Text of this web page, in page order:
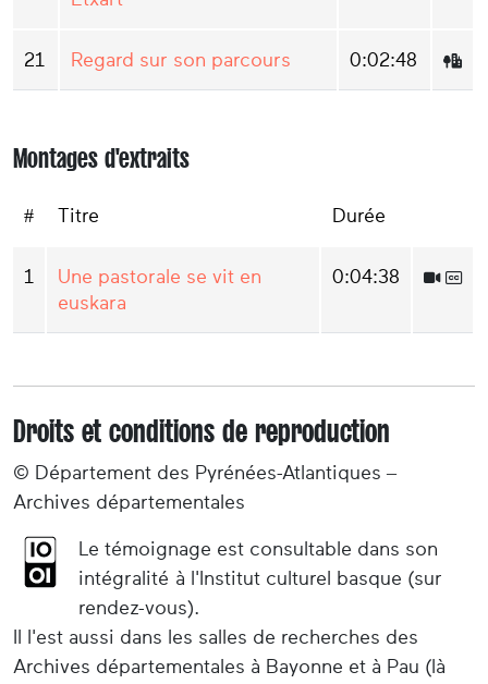
21 Regard sur son parcours 0:02:48
Montages d'extraits
# Titre Durée
1
Une pastorale se vit en
euskara
0:04:38
Droits et conditions de reproduction
© Département des Pyrénées-Atlantiques –
Archives départementales
Le témoignage est consultable dans son
intégralité à l'Institut culturel basque (sur
rendez-vous).
Il l'est aussi dans les salles de recherches des
Archives départementales à Bayonne et à Pau (là